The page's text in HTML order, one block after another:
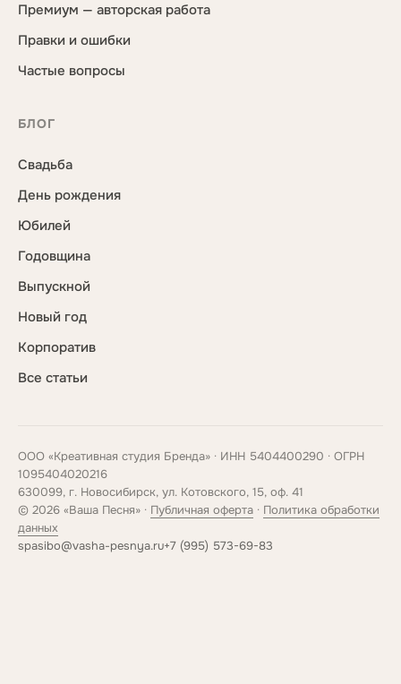
Премиум — авторская работа
Правки и ошибки
Частые вопросы
БЛОГ
Свадьба
День рождения
Юбилей
Годовщина
Выпускной
Новый год
Корпоратив
Все статьи
ООО «Креативная студия Бренда» · ИНН 5404400290 · ОГРН
1095404020216
630099, г. Новосибирск, ул. Котовского, 15, оф. 41
© 2026 «Ваша Песня» · Публичная оферта · Политика обработки
данных
spasibo@vasha-pesnya.ru+7 (995) 573-69-83